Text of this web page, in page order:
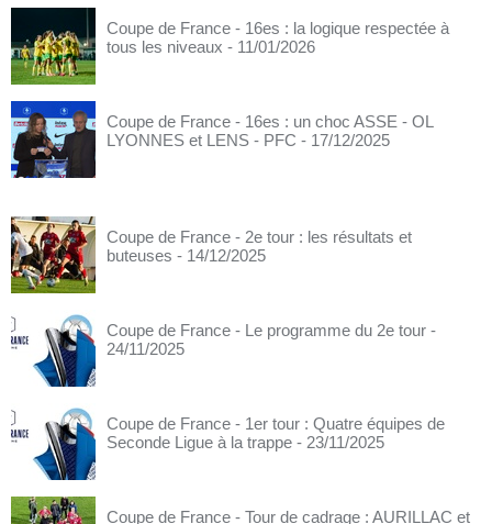
Coupe de France - 16es : la logique respectée à
tous les niveaux - 11/01/2026
Coupe de France - 16es : un choc ASSE - OL
LYONNES et LENS - PFC - 17/12/2025
Coupe de France - 2e tour : les résultats et
buteuses - 14/12/2025
Coupe de France - Le programme du 2e tour -
24/11/2025
Coupe de France - 1er tour : Quatre équipes de
Seconde Ligue à la trappe - 23/11/2025
Coupe de France - Tour de cadrage : AURILLAC et